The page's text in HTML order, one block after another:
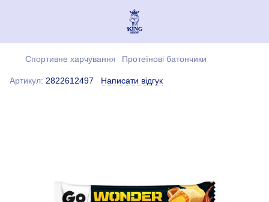
Спортивне харчування Протеїнові батончики
Артикул: 2822612497 Написати відгук